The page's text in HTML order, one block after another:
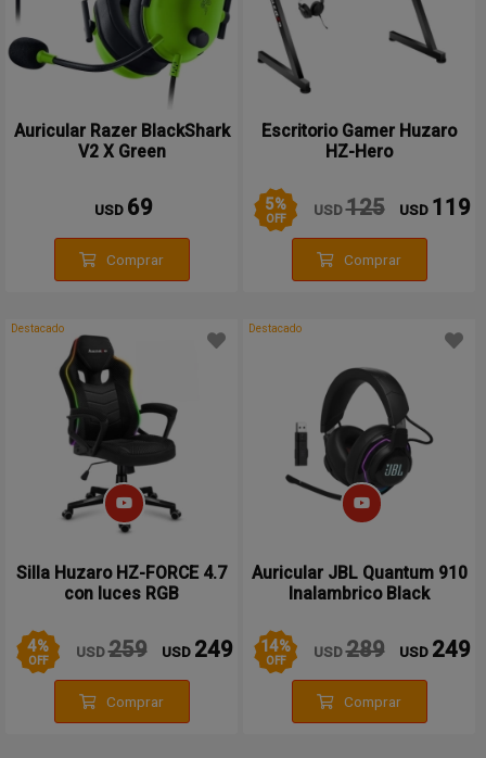
Auricular Razer BlackShark
V2 X Green
USD 69
Comprar
Escritorio Gamer Huzaro
HZ-Hero
5%
OFF USD125 USD 119
Comprar
Destacado
Silla Huzaro HZ-FORCE 4.7
con luces RGB
4%
OFF USD259 USD 249
Comprar
Destacado
Auricular JBL Quantum 910
Inalambrico Black
14%
OFF USD289 USD 249
Comprar